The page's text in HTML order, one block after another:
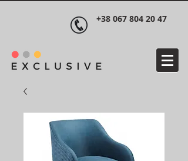
+38 067 804 20 47